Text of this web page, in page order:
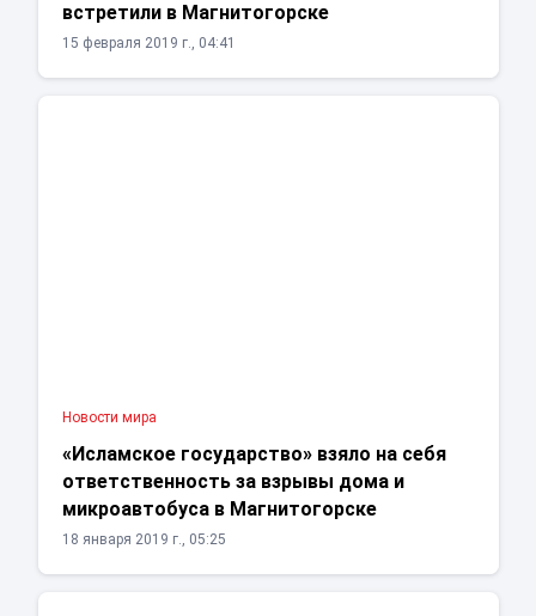
встретили в Магнитогорске
15 февраля 2019 г., 04:41
Новости мира
«Исламское государство» взяло на себя
ответственность за взрывы дома и
микроавтобуса в Магнитогорске
18 января 2019 г., 05:25